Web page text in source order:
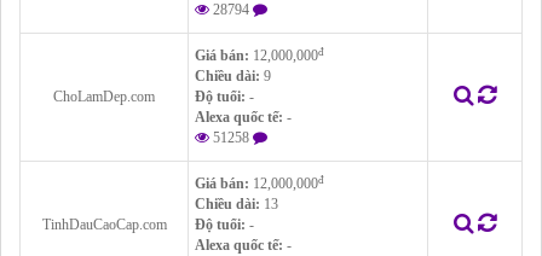
28794
ChoLamDep.com
Giá bán: 12,000,000đ
Chiều dài: 9
Độ tuổi: -
Alexa quốc tế: -
51258
TinhDauCaoCap.com
Giá bán: 12,000,000đ
Chiều dài: 13
Độ tuổi: -
Alexa quốc tế: -